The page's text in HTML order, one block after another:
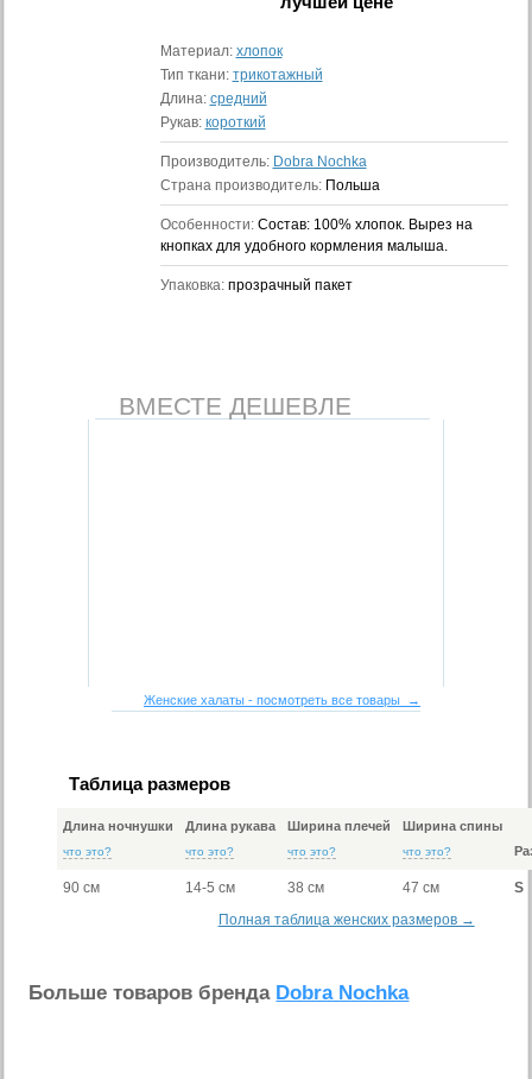
Материал: хлопок
Тип ткани: трикотажный
Длина: средний
Рукав: короткий
Производитель: Dobra Nochka
Страна производитель: Польша
Особенности: Состав: 100% хлопок. Вырез на
кнопках для удобного кормления малыша.
Упаковка: прозрачный пакет
ВМЕСТЕ ДЕШЕВЛЕ
Женские халаты - посмотреть все товары →
Таблица размеров
Длина ночнушки
что это?
Длина рукава
что это?
Ширина плечей
что это?
Ширина спины
что это?
90 см 14-5 см 38 см 47 см
S
Полная таблица женских размеров →
Больше товаров бренда Dobra Nochka